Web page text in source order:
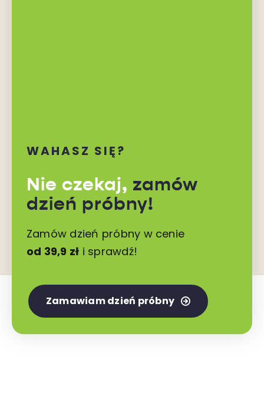
WAHASZ SIĘ?
Nie czekaj, zamów
dzień próbny!
Zamów dzień próbny w cenie
od 39,9 zł i sprawdź!
Zamawiam dzień próbny